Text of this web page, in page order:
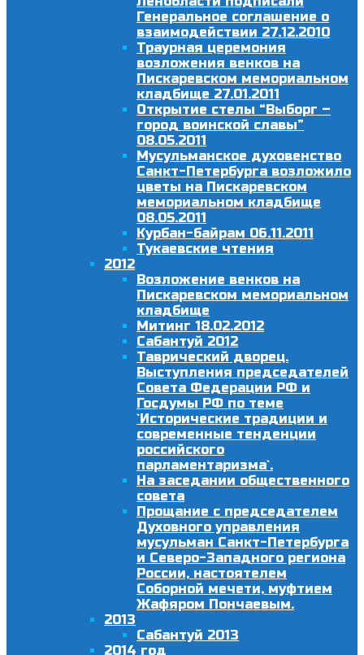
Генеральное соглашение о
взаимодействии 27.12.2010
Траурная церемония
возложения венков на
Пискаревском мемориальном
кладбище 27.01.2011
Открытие стелы “Выборг –
город воинской славы”
08.05.2011
Мусульманское духовенство
Санкт-Петербурга возложило
цветы на Пискаревском
мемориальном кладбище
08.05.2011
Курбан-байрам 06.11.2011
Тукаевские чтения
2012
Возложение венков на
Пискаревском мемориальном
кладбище
Митинг 18.02.2012
Сабантуй 2012
Таврический дворец.
Выступления председателей
Совета Федерации РФ и
Госдумы РФ по теме
`Исторические традиции и
современные тенденции
российского
парламентаризма`.
На заседании общественного
совета
Прощание с председателем
Духовного управления
мусульман Санкт-Петербурга
и Северо-Западного региона
России, настоятелем
Соборной мечети, муфтием
Жафяром Пончаевым.
2013
Сабантуй 2013
2014 год